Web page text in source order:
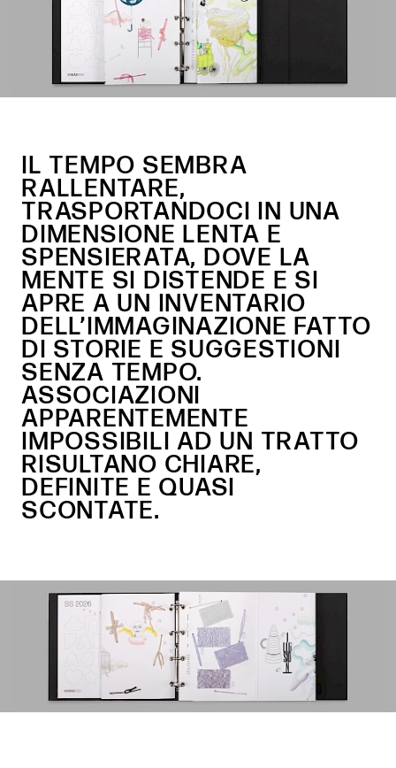
IL TEMPO SEMBRA
RALLENTARE,
TRASPORTANDOCI IN UNA
DIMENSIONE LENTA E
SPENSIERATA, DOVE LA
MENTE SI DISTENDE E SI
APRE A UN INVENTARIO
DELL’IMMAGINAZIONE FATTO
DI STORIE E SUGGESTIONI
SENZA TEMPO.
ASSOCIAZIONI
APPARENTEMENTE
IMPOSSIBILI AD UN TRATTO
RISULTANO CHIARE,
DEFINITE E QUASI
SCONTATE.